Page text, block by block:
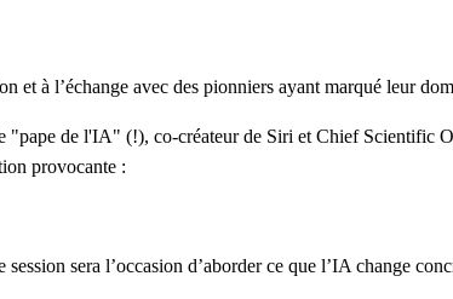
et à l’échange avec des pionniers ayant marqué leur
"pape de l'IA" (!), co-créateur de Siri et Chief Scientific
provocante :
sera l’occasion d’aborder ce que l’IA change